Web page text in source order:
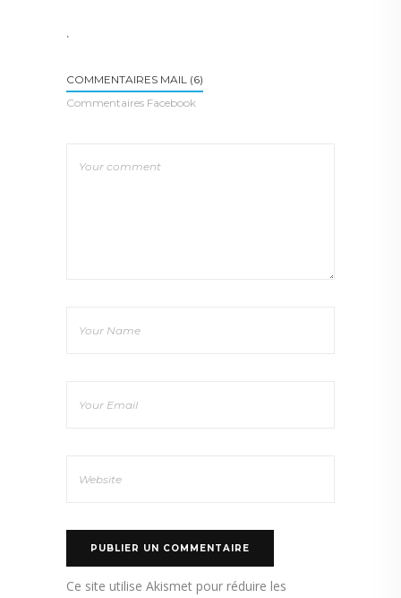
.
COMMENTAIRES MAIL (6)
Commentaires Facebook
Ce site utilise Akismet pour réduire les